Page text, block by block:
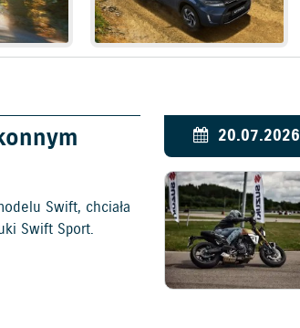
Swift, chciała
Swift Sport.
20.07.2026